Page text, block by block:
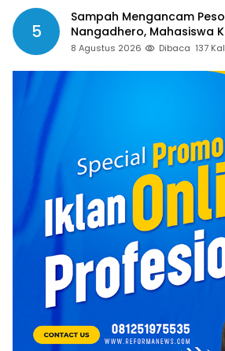
5
Sampah Mengancam
Nangadhero, Mahasiswa
Muhamadiyah Turun
8 Agustus 2026 Dibaca 137